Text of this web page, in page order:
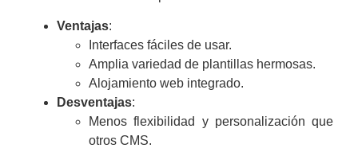
Ventajas:
Interfaces fáciles de usar.
Amplia variedad de plantillas hermosas.
Alojamiento web integrado.
Desventajas:
Menos flexibilidad y personalización que
otros CMS.